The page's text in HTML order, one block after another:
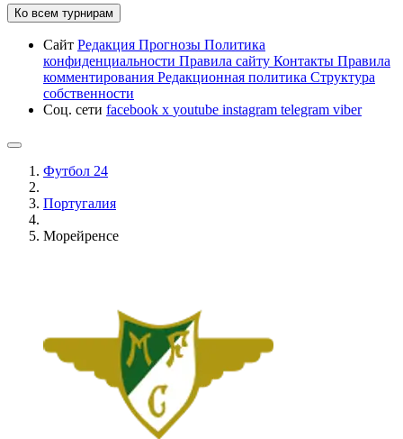
Ко всем турнирам
Сайт Редакция Прогнозы Политика
конфиденциальности Правила сайту Контакты Правила
комментирования Редакционная политика Структура
собственности
Соц. сети facebook x youtube instagram telegram viber
Футбол 24
Португалия
Морейренсе